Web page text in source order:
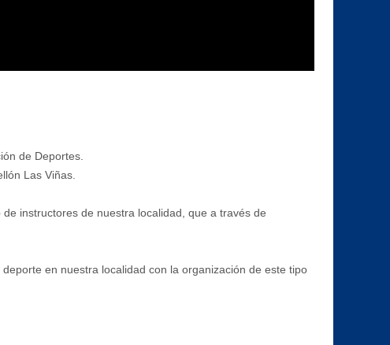
de Deportes.
Las Viñas.
instructores de nuestra localidad, que a través de
en nuestra localidad con la organización de este tipo